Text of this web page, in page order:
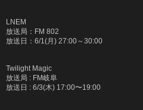
LNEM
放送局： FM 802
放送日： 6/1(月 ) 27:00～30:00
Twilight Magic
放送局 : FM岐阜
放送日 : 6/3(木) 17:00〜19:00